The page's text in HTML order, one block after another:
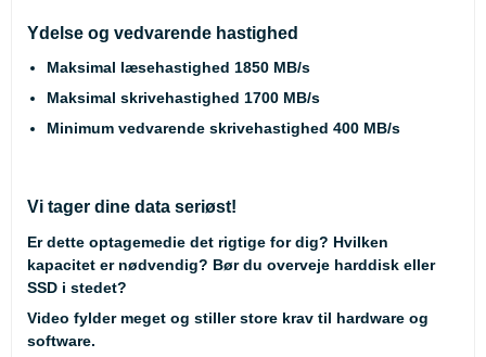
Ydelse og vedvarende hastighed
Maksimal læsehastighed 1850 MB/s
Maksimal skrivehastighed 1700 MB/s
Minimum vedvarende skrivehastighed 400 MB/s
Vi tager dine data seriøst!
Er dette optagemedie det rigtige for dig? Hvilken
kapacitet er nødvendig? Bør du overveje harddisk eller
SSD i stedet?
Video fylder meget og stiller store krav til hardware og
software.